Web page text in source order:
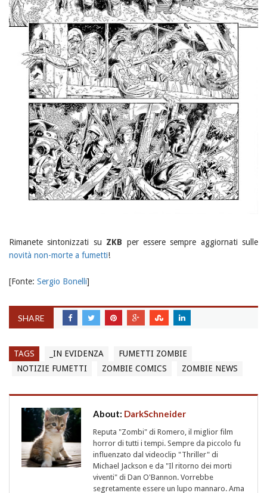
Rimanete sintonizzati su ZKB per essere sempre aggiornati sulle
novità non-morte a fumetti!
[Fonte: Sergio Bonelli]
SHARE
TAGS _IN EVIDENZA
FUMETTI ZOMBIE
NOTIZIE FUMETTI
ZOMBIE COMICS ZOMBIE NEWS
About: DarkSchneider
Reputa "Zombi" di Romero, il miglior film
horror di tutti i tempi. Sempre da piccolo fu
influenzato dal videoclip "Thriller" di
Michael Jackson e da "Il ritorno dei morti
viventi" di Dan O'Bannon. Vorrebbe
segretamente essere un lupo mannaro. Ama